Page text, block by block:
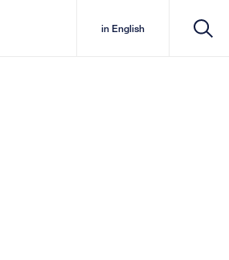
in English